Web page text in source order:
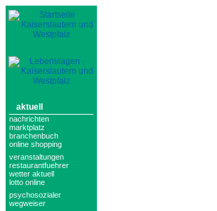
aktuell
nachrichten
marktplatz
branchenbuch
online shopping
veranstaltungen
restaurantfuehrer
wetter aktuell
lotto online
psychosozialer
wegweiser